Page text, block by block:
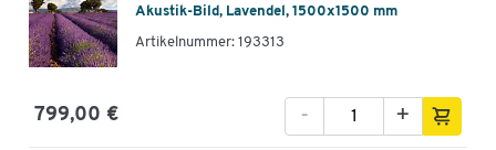
Akustik-Bild, Lavendel, 1500x1500 mm
Artikelnummer: 193313
799,00 € +
-